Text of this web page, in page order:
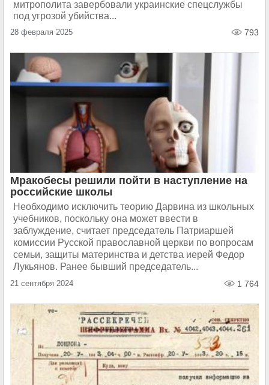
митрополита завербовали украинские спецслужбы
под угрозой убийства...
28 февраля 2025 793
Мракобесы решили пойти в наступление на
российские школы
Необходимо исключить теорию Дарвина из школьных
учебников, поскольку она может ввести в
заблуждение, считает председатель Патриаршей
комиссии Русской православной церкви по вопросам
семьи, защиты материнства и детства иерей Федор
Лукьянов. Ранее бывший председатель...
21 сентября 2024 1 764